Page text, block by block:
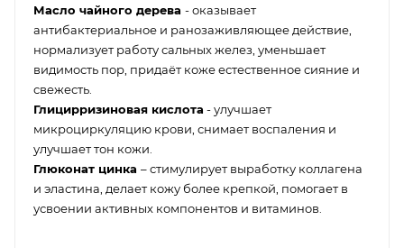
Масло чайного дерева - оказывает
антибактериальное и ранозаживляющее действие,
нормализует работу сальных желез, уменьшает
видимость пор, придаёт коже естественное сияние и
свежесть.
Глицирризиновая кислота - улучшает
микроциркуляцию крови, снимает воспаления и
улучшает тон кожи.
Глюконат цинка – стимулирует выработку коллагена
и эластина, делает кожу более крепкой, помогает в
усвоении активных компонентов и витаминов.